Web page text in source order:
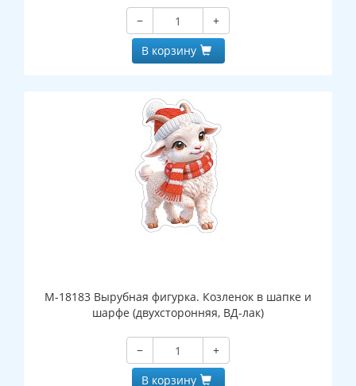
−
+
В корзину
М-18183 Вырубная фигурка. Козленок в шапке и
шарфе (двухсторонняя, ВД-лак)
−
+
В корзину